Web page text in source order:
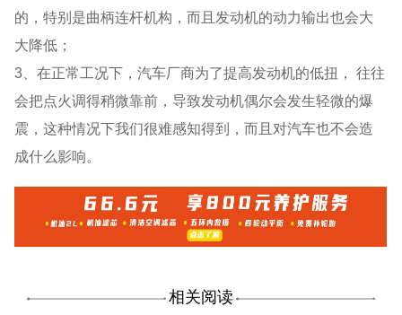
的，特别是曲柄连杆机构，而且发动机的动力输出也会大
大降低；
3、在正常工况下，汽车厂商为了提高发动机的低扭， 往往
会把点火调得稍微靠前，导致发动机偶尔会发生轻微的爆
震，这种情况下我们很难感知得到，而且对汽车也不会造
成什么影响。
相关阅读